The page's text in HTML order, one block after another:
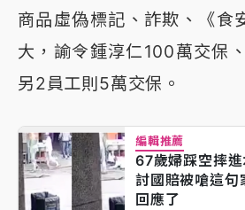
商品虛偽標記、詐欺、《食
大，諭令鍾淳仁100萬交保
另2員工則5萬交保。
編輯推薦
67歲婦踩空摔
討國賠被嗆這
回應了